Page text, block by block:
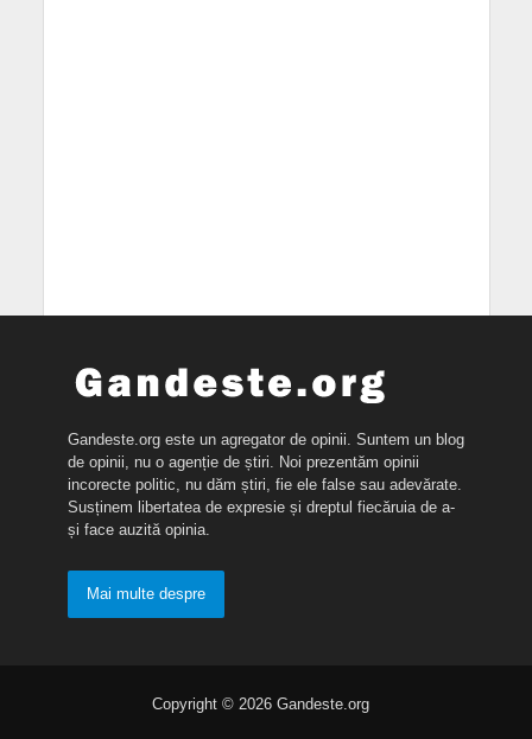
Gandeste.org este un agregator de opinii. Suntem un blog
de opinii, nu o agenție de știri. Noi prezentăm opinii
incorecte politic, nu dăm știri, fie ele false sau adevărate.
Susținem libertatea de expresie și dreptul fiecăruia de a-
și face auzită opinia.
Mai multe despre
Copyright © 2026 Gandeste.org